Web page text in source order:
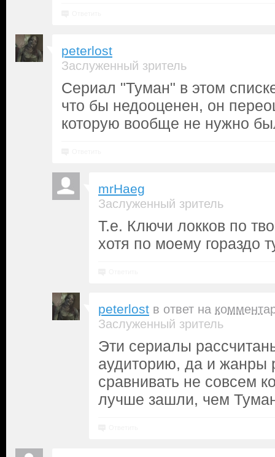
peterlost
Заслуженный зритель
Сериал "Туман" в этом
что бы недооценен, он
которую вообще не нужно
mrHaeg
Заслуженный зритель
Т.е. Ключи локков по
хотя по моему гораздо
peterlost в ответ на
Заслуженный зритель
Эти сериалы
аудиторию, да и жанры
сравнивать не совсем
лучше зашли, чем